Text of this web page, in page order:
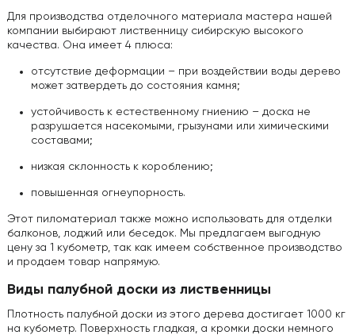
Для производства отделочного материала мастера нашей
компании выбирают лиственницу сибирскую высокого
качества. Она имеет 4 плюса:
отсутствие деформации – при воздействии воды дерево
может затвердеть до состояния камня;
устойчивость к естественному гниению – доска не
разрушается насекомыми, грызунами или химическими
составами;
низкая склонность к короблению;
повышенная огнеупорность.
Этот пиломатериал также можно использовать для отделки
балконов, лоджий или беседок. Мы предлагаем выгодную
цену за 1 кубометр, так как имеем собственное производство
и продаем товар напрямую.
Виды палубной доски из лиственницы
Плотность палубной доски из этого дерева достигает 1000 кг
на кубометр. Поверхность гладкая, а кромки доски немного